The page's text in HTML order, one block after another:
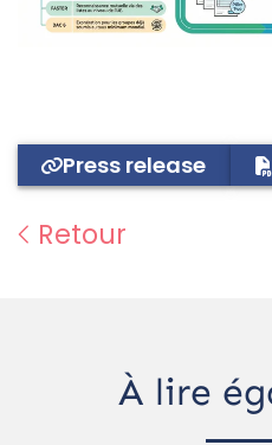
Press release
Retour
À lire